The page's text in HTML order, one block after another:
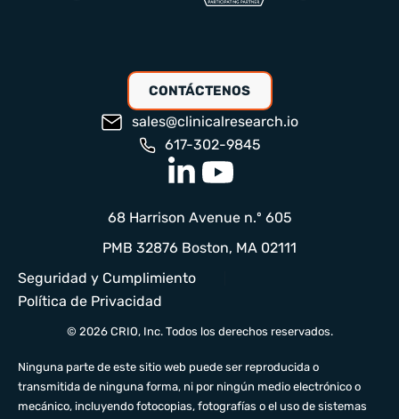
CONTÁCTENOS
sales@clinicalresearch.io
617-302-9845
Seguridad y Cumplimiento
Política de Privacidad
© 2026 CRIO, Inc. Todos los derechos reservados.
68 Harrison Avenue n.º 605
PMB 32876 Boston, MA 02111
Ninguna parte de este sitio web puede ser reproducida o
transmitida de ninguna forma, ni por ningún medio electrónico o
mecánico, incluyendo fotocopias, fotografías o el uso de sistemas